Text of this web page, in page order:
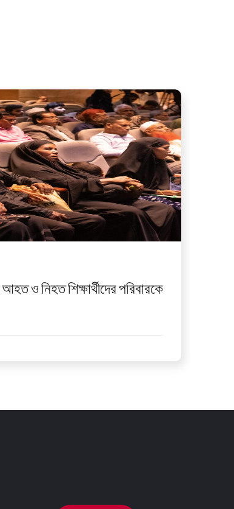
ও নিহত শিক্ষার্থীদের পরিবারকে